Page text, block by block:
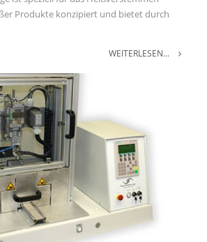
Produkte konzipiert und bietet durch
WEITERLESEN...